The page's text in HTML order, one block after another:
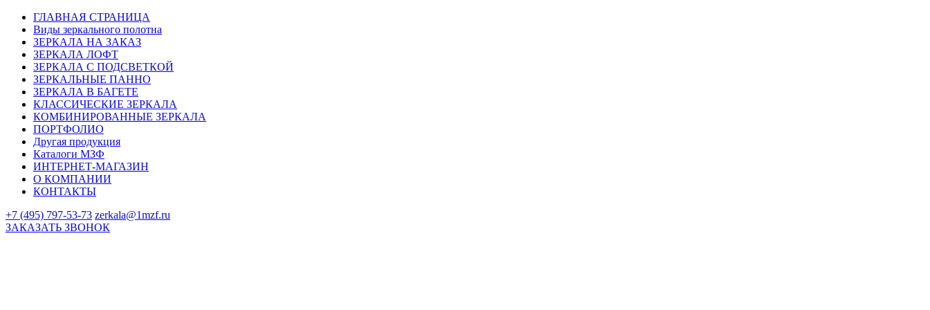
ГЛАВНАЯ СТРАНИЦА
Виды зеркального полотна
ЗЕРКАЛА НА ЗАКАЗ
ЗЕРКАЛА ЛОФТ
ЗЕРКАЛА С ПОДСВЕТКОЙ
ЗЕРКАЛЬНЫЕ ПАННО
ЗЕРКАЛА В БАГЕТЕ
КЛАССИЧЕСКИЕ ЗЕРКАЛА
КОМБИНИРОВАННЫЕ ЗЕРКАЛА
ПОРТФОЛИО
Другая продукция
Каталоги МЗФ
ИНТЕРНЕТ-МАГАЗИН
О КОМПАНИИ
КОНТАКТЫ
+7 (495) 797-53-73 zerkala@1mzf.ru
ЗАКАЗАТЬ ЗВОНОК